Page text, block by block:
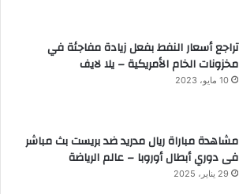
تراجع أسعار النفط بفعل زيادة مفاجئة في
مخزونات الخام الأمريكية – يلا لايف
10 مايو، 2023
مشاهدة مباراة ريال مدريد ضد بريست بث مباشر
فى دوري أبطال أوروبا – عالم الرياضة
29 يناير، 2025